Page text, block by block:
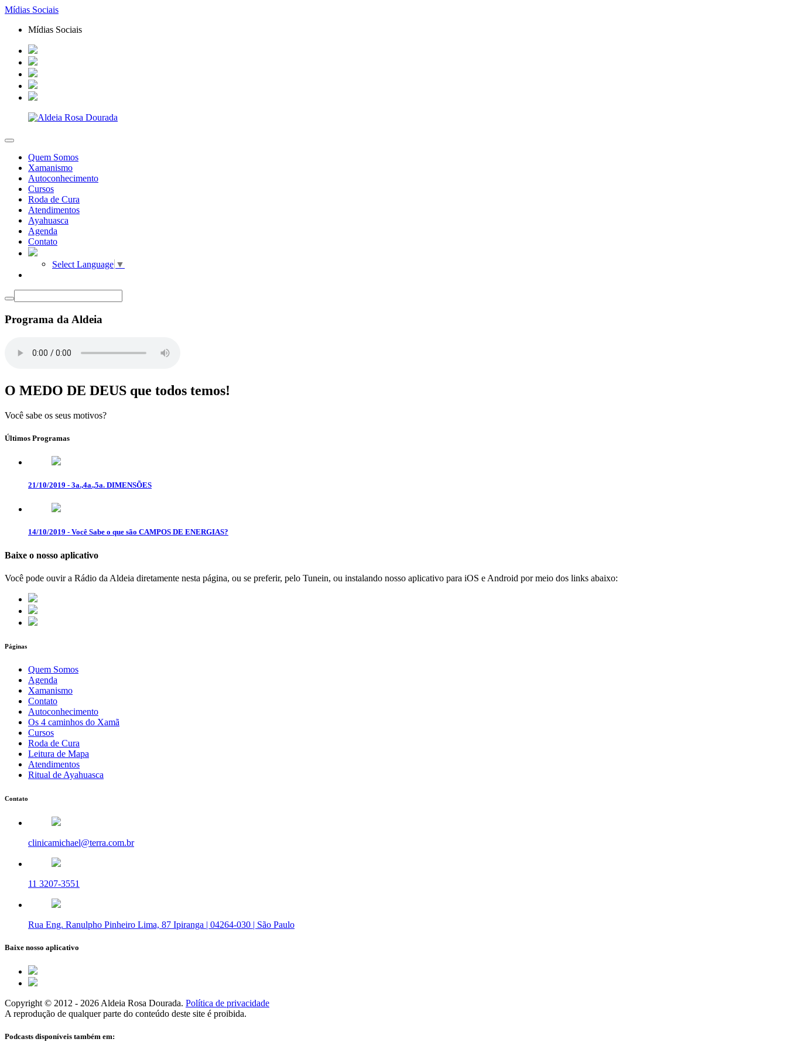
Mídias Sociais
Mídias Sociais
Quem Somos
Xamanismo
Autoconhecimento
Cursos
Roda de Cura
Atendimentos
Ayahuasca
Agenda
Contato
Select Language ▼
Programa da Aldeia
O MEDO DE DEUS que todos temos!
Você sabe os seus motivos?
Últimos Programas
21/10/2019 - 3a.,4a.,5a. DIMENSÕES
14/10/2019 - Você Sabe o que são CAMPOS DE ENERGIAS?
Baixe o nosso aplicativo
Você pode ouvir a Rádio da Aldeia diretamente nesta página, ou se preferir, pelo Tunein, ou instalando nosso aplicativo para iOS e Android por meio dos links abaixo:
Páginas
Quem Somos
Agenda
Xamanismo
Contato
Autoconhecimento
Os 4 caminhos do Xamã
Cursos
Roda de Cura
Leitura de Mapa
Atendimentos
Ritual de Ayahuasca
Contato
clinicamichael@terra.com.br
11 3207-3551
Rua Eng. Ranulpho Pinheiro Lima, 87 Ipiranga | 04264-030 | São Paulo
Baixe nosso aplicativo
Copyright © 2012 - 2026 Aldeia Rosa Dourada. Política de privacidade
A reprodução de qualquer parte do conteúdo deste site é proibida.
Podcasts disponíveis também em: